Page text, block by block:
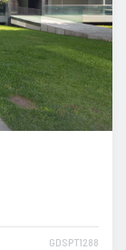
GDSPT1288